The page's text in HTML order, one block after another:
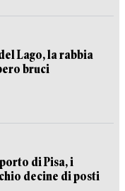
Lago, la rabbia
bruci
di Pisa, i
decine di posti